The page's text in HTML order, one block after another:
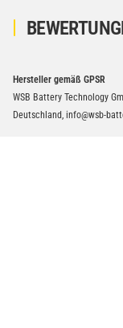
Hersteller gemäß GPSR
WSB Battery Technology
Deutschland, info@wsb-